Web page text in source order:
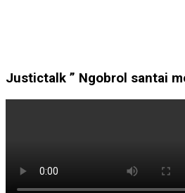
Justictalk ” Ngobrol santai